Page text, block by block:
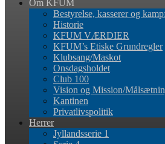
Om KFUM
Bestyrelse, kasserer og
Historie
KFUM VÆRDIER
KFUM’s Etiske Grundregler
Klubsang/Maskot
Onsdagsholdet
Club 100
Vision og Mission/
Kantinen
Privatlivspolitik
Herrer
Jyllandsserie 1